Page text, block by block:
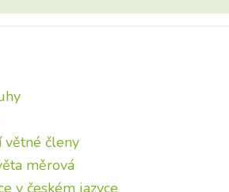
větné členy
měrová
v českém jazyce